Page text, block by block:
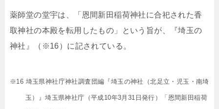
薬師堂の堂宇は、「恩間新田稲荷神社に合祀された香
取神社の本殿を転用したもの」という旨が、『埼玉の
神社』（※16）に記されている。
※16 埼玉県神社庁神社調査団編『埼玉の神社（北足立・児玉・南埼
玉）』埼玉県神社庁（平成10年3月31日発行）「恩間新田稲荷